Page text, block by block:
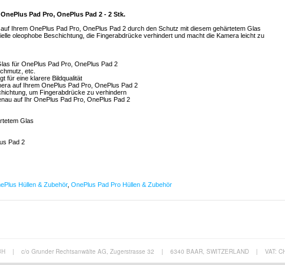
Pad Pro, OnePlus Pad 2 - 2 Stk.
Ihrem OnePlus Pad Pro, OnePlus Pad 2 durch den Schutz mit diesem gehärtetem Glas
oleophobe Beschichtung, die Fingerabdrücke verhindert und macht die Kamera leicht zu
für OnePlus Pad Pro, OnePlus Pad 2
etc.
für eine klarere Bildqualität
auf Ihrem OnePlus Pad Pro, OnePlus Pad 2
um Fingerabdrücke zu verhindern
auf Ihr OnePlus Pad Pro, OnePlus Pad 2
Glas
Pad 2
Hüllen & Zubehör, OnePlus Pad Pro Hüllen & Zubehör
| c/o Grunder Rechtsanwälte AG, Zugerstrasse 32 | 6340 BAAR, SWITZERLAND | VAT: